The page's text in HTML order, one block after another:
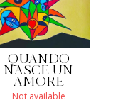
QUANDO
NASCE UN
AMORE
Not available